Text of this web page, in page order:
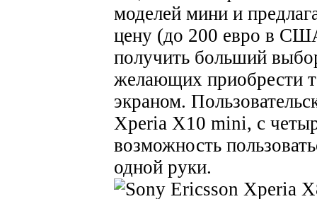
моделей мини и
цену (до 200 евро в
получить больший
желающих приобрести
экраном.
Xperia X10 mini, с
возможность
одной руки.